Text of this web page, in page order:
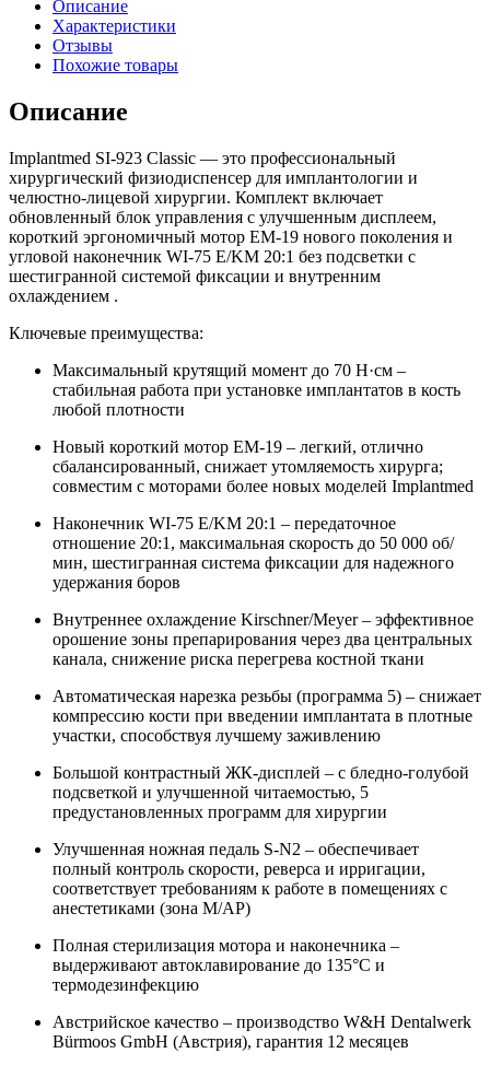
Описание
Характеристики
Отзывы
Похожие товары
Описание
Implantmed SI-923 Classic — это профессиональный
хирургический физиодиспенсер для имплантологии и
челюстно-лицевой хирургии. Комплект включает
обновленный блок управления с улучшенным дисплеем,
короткий эргономичный мотор EM-19 нового поколения и
угловой наконечник WI-75 E/KM 20:1 без подсветки с
шестигранной системой фиксации и внутренним
охлаждением .
Ключевые преимущества:
Максимальный крутящий момент до 70 Н·см –
стабильная работа при установке имплантатов в кость
любой плотности
Новый короткий мотор EM-19 – легкий, отлично
сбалансированный, снижает утомляемость хирурга;
совместим с моторами более новых моделей Implantmed
Наконечник WI-75 E/KM 20:1 – передаточное
отношение 20:1, максимальная скорость до 50 000 об/
мин, шестигранная система фиксации для надежного
удержания боров
Внутреннее охлаждение Kirschner/Meyer – эффективное
орошение зоны препарирования через два центральных
канала, снижение риска перегрева костной ткани
Автоматическая нарезка резьбы (программа 5) – снижает
компрессию кости при введении имплантата в плотные
участки, способствуя лучшему заживлению
Большой контрастный ЖК-дисплей – с бледно-голубой
подсветкой и улучшенной читаемостью, 5
предустановленных программ для хирургии
Улучшенная ножная педаль S-N2 – обеспечивает
полный контроль скорости, реверса и ирригации,
соответствует требованиям к работе в помещениях с
анестетиками (зона M/AP)
Полная стерилизация мотора и наконечника –
выдерживают автоклавирование до 135°C и
термодезинфекцию
Австрийское качество – производство W&H Dentalwerk
Bürmoos GmbH (Австрия), гарантия 12 месяцев